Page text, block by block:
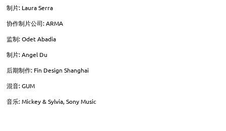
制片: Laura Serra
协作制片公司: ARMA
监制: Odet Abadia
制片: Angel Du
后期制作: Fin Design Shanghai
混音: GUM
音乐: Mickey & Sylvia, Sony Music